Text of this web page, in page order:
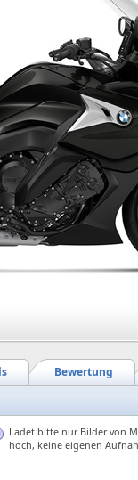
Bewertung
Ladet bitte nur Bilder von
hoch, keine eigenen